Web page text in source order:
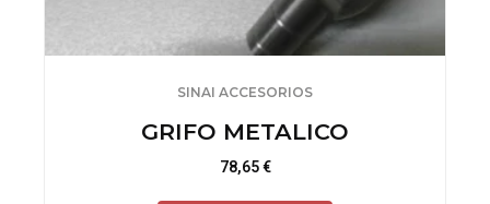
SINAI ACCESORIOS
GRIFO METALICO
78,65€